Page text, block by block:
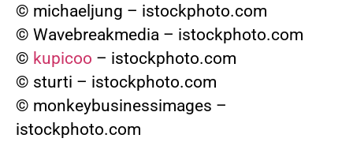
© michaeljung – istockphoto.com
© Wavebreakmedia – istockphoto.com
© kupicoo – istockphoto.com
© sturti – istockphoto.com
© monkeybusinessimages –
istockphoto.com